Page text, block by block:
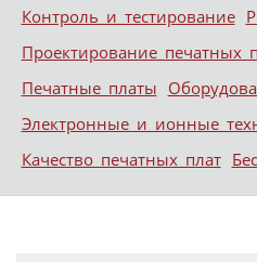
Контроль и тестирование
Проектирование печатных
Печатные платы
Электронные и ионные
Качество печатных плат